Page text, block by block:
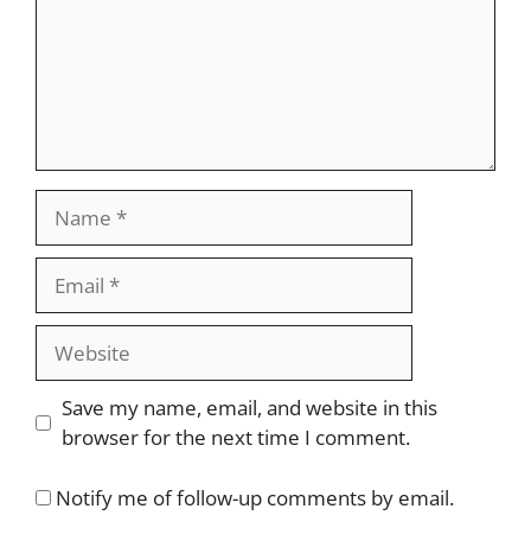
Website
Save my name, email, and website in this
browser for the next time I comment.
Notify me of follow-up comments by email.